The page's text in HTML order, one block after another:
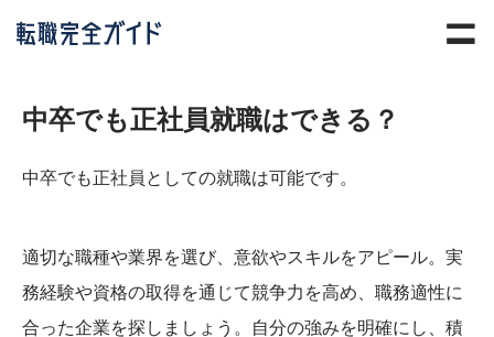
中卒でも正社員就職はできる？
中卒でも正社員としての就職は可能です。
適切な職種や業界を選び、意欲やスキルをアピール。実
務経験や資格の取得を通じて競争力を高め、職務適性に
合った企業を探しましょう。自分の強みを明確にし、積